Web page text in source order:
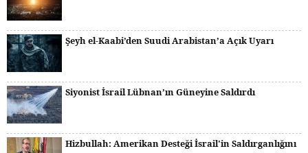
Şeyh el-Kaabi’den Suudi Arabistan’a Açık Uyarı
Siyonist İsrail Lübnan’ın Güneyine Saldırdı
Hizbullah: Amerikan Desteği İsrail'in Saldırganlığını